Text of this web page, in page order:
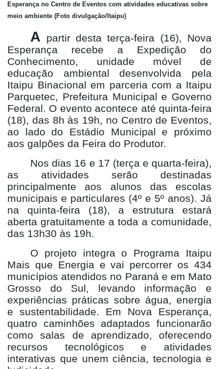
Esperança no Centro de Eventos com atividades educativas sobre
meio ambiente (Foto divulgação/Itaipu)
A partir desta terça-feira (16), Nova
Esperança recebe a Expedição do
Conhecimento, unidade móvel de
educação ambiental desenvolvida pela
Itaipu Binacional em parceria com a Itaipu
Parquetec, Prefeitura Municipal e Governo
Federal. O evento acontece até quinta-feira
(18), das 8h às 19h, no Centro de Eventos,
ao lado do Estádio Municipal e próximo
aos galpões da Feira do Produtor.
Nos dias 16 e 17 (terça e quarta-feira),
as atividades serão destinadas
principalmente aos alunos das escolas
municipais e particulares (4º e 5º anos). Já
na quinta-feira (18), a estrutura estará
aberta gratuitamente a toda a comunidade,
das 13h30 às 19h.
O projeto integra o Programa Itaipu
Mais que Energia e vai percorrer os 434
municípios atendidos no Paraná e em Mato
Grosso do Sul, levando informação e
experiências práticas sobre água, energia
e sustentabilidade. Em Nova Esperança,
quatro caminhões adaptados funcionarão
como salas de aprendizado, oferecendo
recursos tecnológicos e atividades
interativas que unem ciência, tecnologia e